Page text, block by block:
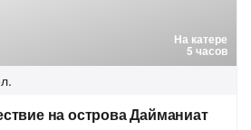
На катере
5 часов
на острова Дайманиат